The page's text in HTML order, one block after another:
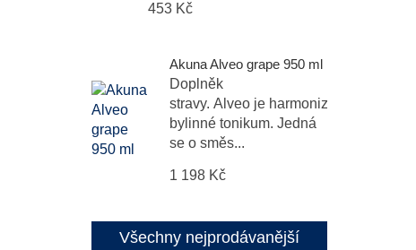
453 Kč
Akuna Alveo grape 950 ml
Doplněk
stravy. Alveo je harmonizační
bylinné tonikum. Jedná
se o směs...
1 198 Kč
Všechny nejprodávanější